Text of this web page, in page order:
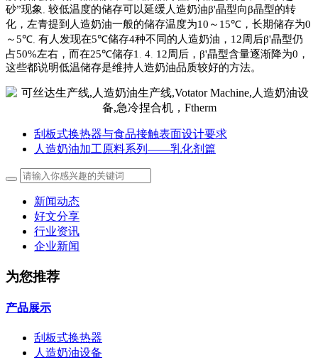
砂”现象 。 较低温度的储存可以延缓人造奶油β'晶型向β晶型的转
化，左青提到人造奶油一般的储存温度为10 ～ 15℃ ，长期储存为0
～5℃。 有人 发现在5℃储存4种不同的人造奶油， 12周后β'晶型仍
占50%左右，而在25℃储存1 、 4、 12周后， β'晶型含量逐渐降为0 ，
这些都说明低温储存是维持人造奶油品质较好的方法。
刮板式换热器与食品接触表面设计要求
人造奶油加工原料系列——乳化剂篇
新闻动态
好文分享
行业资讯
企业新闻
为您推荐
产品展示
刮板式换热器
人造奶油设备